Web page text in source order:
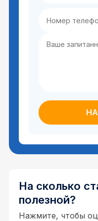
На сколько
полезной?
Нажмите, чтобы